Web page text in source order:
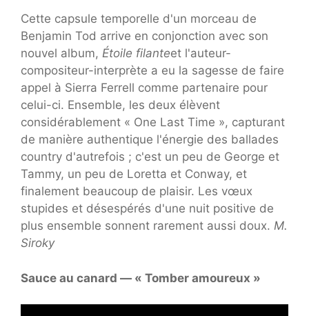
Cette capsule temporelle d'un morceau de
Benjamin Tod arrive en conjonction avec son
nouvel album, Étoile filanteet l'auteur-
compositeur-interprète a eu la sagesse de faire
appel à Sierra Ferrell comme partenaire pour
celui-ci. Ensemble, les deux élèvent
considérablement « One Last Time », capturant
de manière authentique l'énergie des ballades
country d'autrefois ; c'est un peu de George et
Tammy, un peu de Loretta et Conway, et
finalement beaucoup de plaisir. Les vœux
stupides et désespérés d'une nuit positive de
plus ensemble sonnent rarement aussi doux. M.
Siroky
Sauce au canard — « Tomber amoureux »